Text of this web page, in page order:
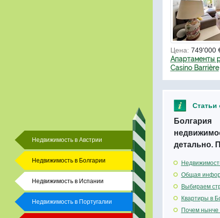
Цена: 749'000
Апартаменты
Casino Barrière
Статьи
детально.
Общая
Выбираем
Квартиры в
Почем нынче
Недвижимость в Австрии
Недвижимость в Болгарии
Недвижимость в Испании
Недвижимость в Португалии